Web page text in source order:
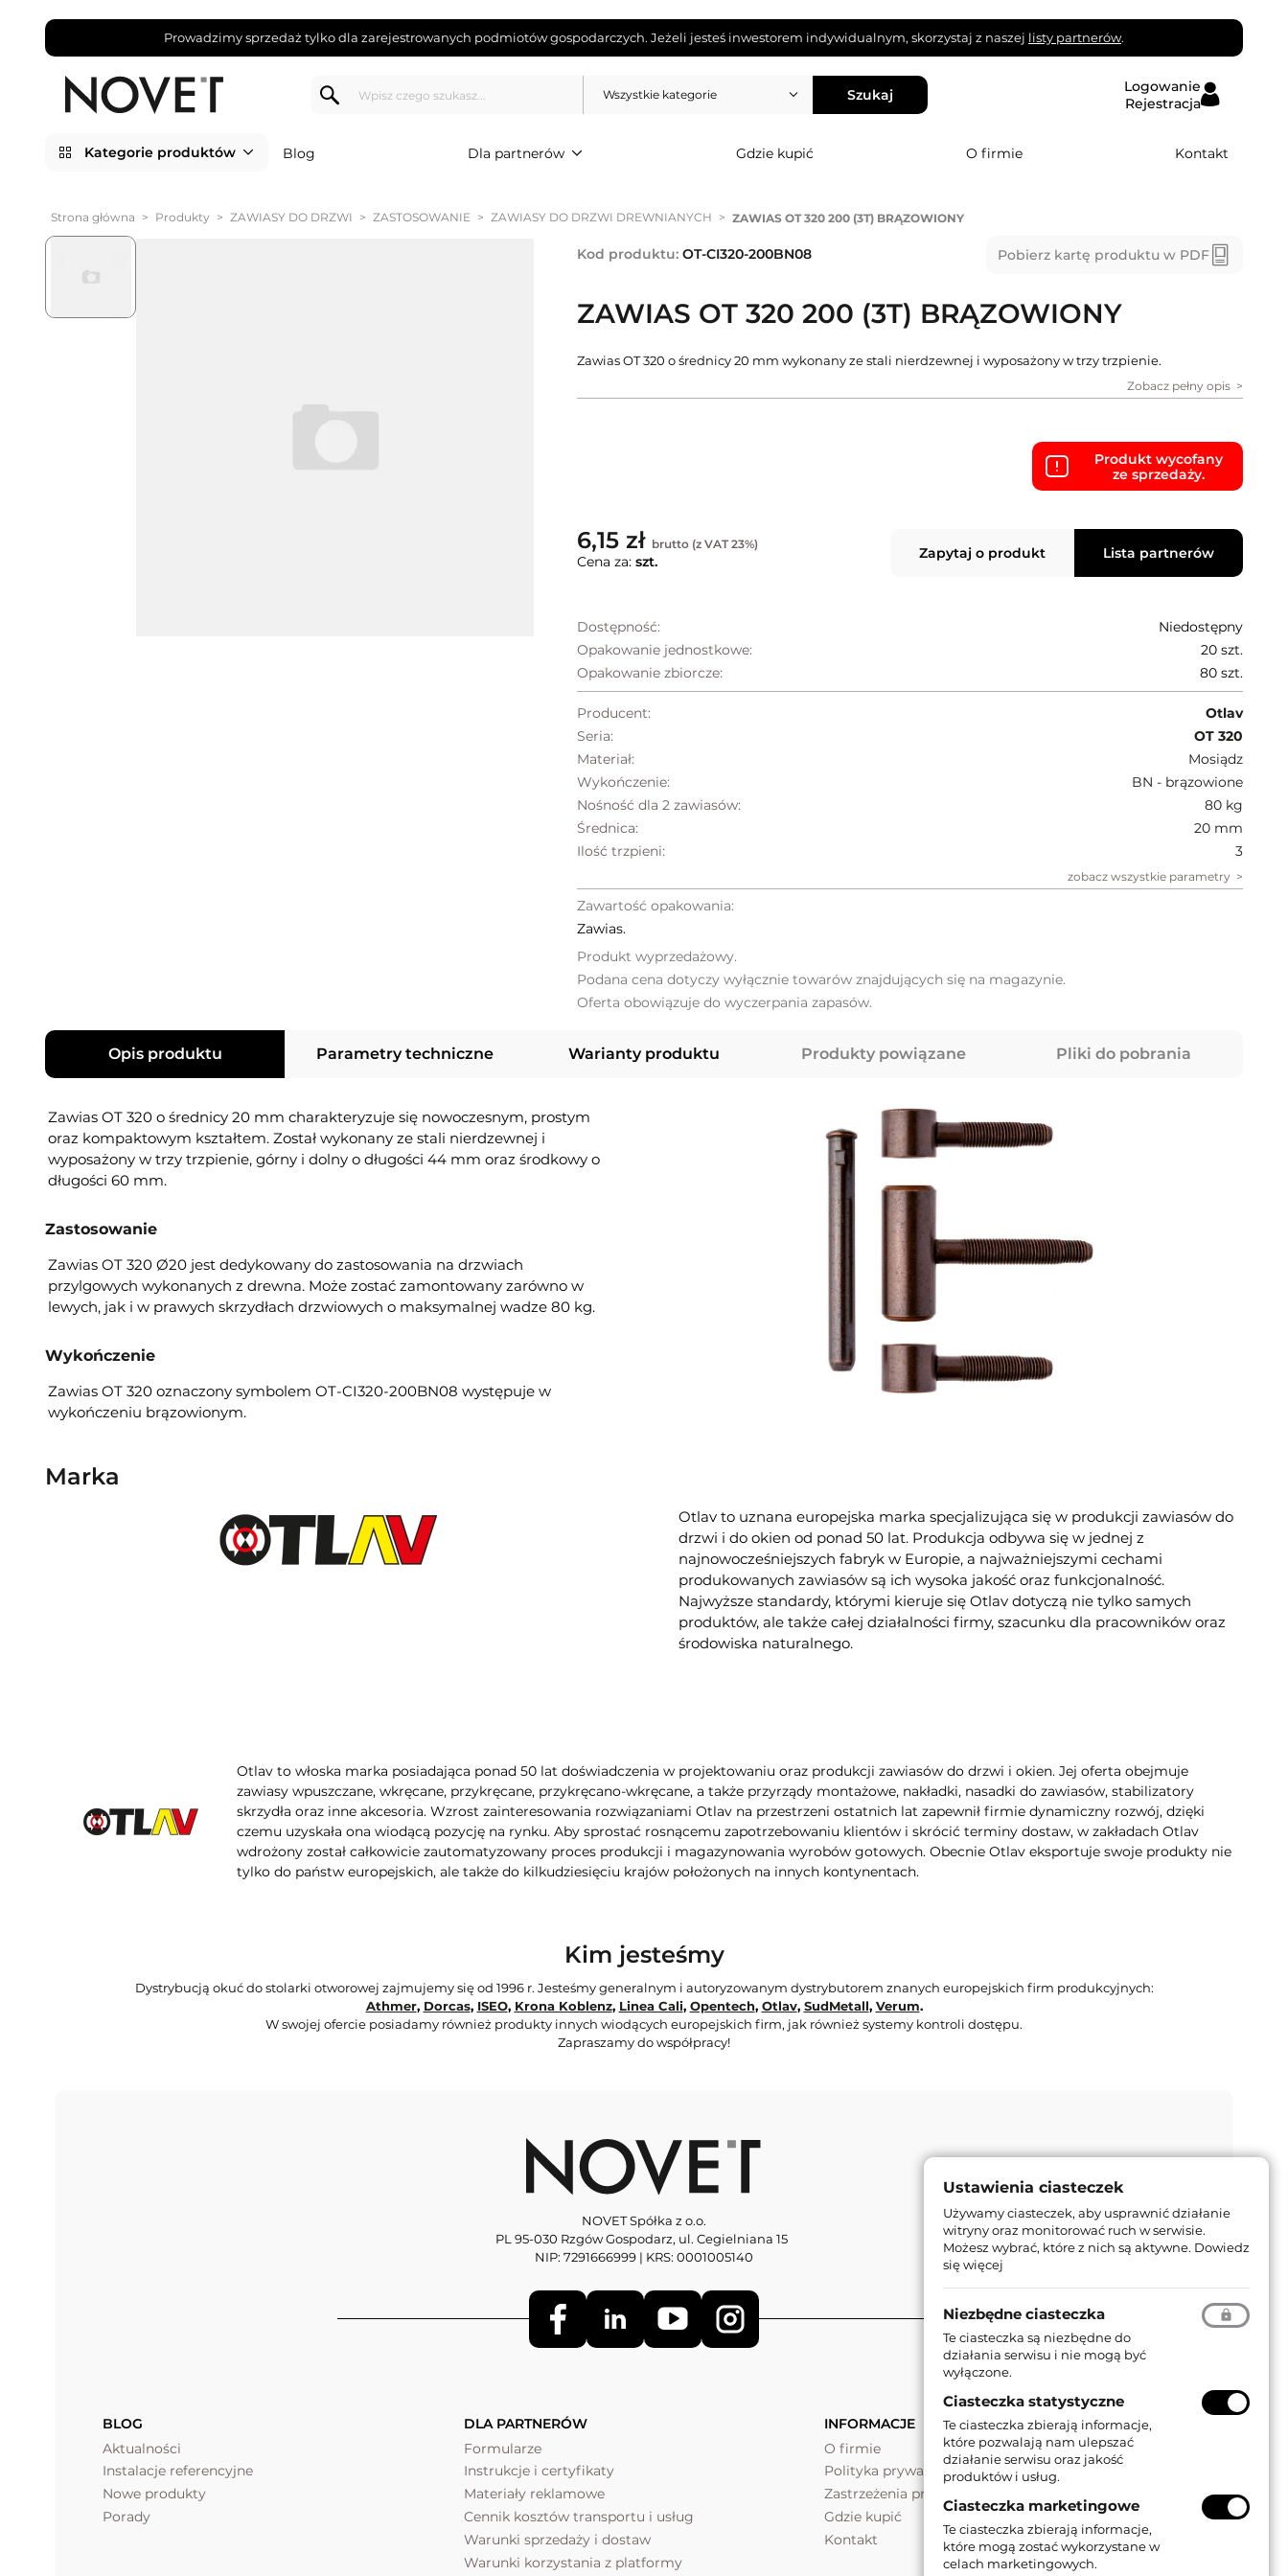
Prowadzimy sprzedaż tylko dla zarejestrowanych podmiotów gospodarczych. Jeżeli jesteś inwestorem indywidualnym, skorzystaj z naszej listy partnerów.
Wszystkie kategorie Szukaj
Logowanie
Rejestracja
Kategorie produktów Blog Dla partnerów Gdzie kupić O firmie Kontakt
Strona główna > Produkty > ZAWIASY DO DRZWI > ZASTOSOWANIE > ZAWIASY DO DRZWI DREWNIANYCH > ZAWIAS OT 320 200 (3T) BRĄZOWIONY
Kod produktu: OT-CI320-200BN08 Pobierz kartę produktu w PDF
ZAWIAS OT 320 200 (3T) BRĄZOWIONY
Zawias OT 320 o średnicy 20 mm wykonany ze stali nierdzewnej i wyposażony w trzy trzpienie.
Zobacz pełny opis
Produkt wycofany
ze sprzedaży.
6,15 zł brutto (z VAT 23%)
Cena za: szt. Zapytaj o produkt Lista partnerów
Dostępność:
Niedostępny
Opakowanie jednostkowe:
20 szt.
Opakowanie zbiorcze:
80 szt.
Producent:
Otlav
Seria:
OT 320
Materiał:
Mosiądz
Wykończenie:
BN - brązowione
Nośność dla 2 zawiasów:
80 kg
Średnica:
20 mm
Ilość trzpieni:
3
zobacz wszystkie parametry
Zawartość opakowania:
Zawias.
Produkt wyprzedażowy.
Podana cena dotyczy wyłącznie towarów znajdujących się na magazynie.
Oferta obowiązuje do wyczerpania zapasów.
Opis produktu Parametry techniczne Warianty produktu Produkty powiązane Pliki do pobrania
Zawias OT 320 o średnicy 20 mm charakteryzuje się nowoczesnym, prostym
oraz kompaktowym kształtem. Został wykonany ze stali nierdzewnej i
wyposażony w trzy trzpienie, górny i dolny o długości 44 mm oraz środkowy o
długości 60 mm.
Zastosowanie
Zawias OT 320 Ø20 jest dedykowany do zastosowania na drzwiach
przylgowych wykonanych z drewna. Może zostać zamontowany zarówno w
lewych, jak i w prawych skrzydłach drzwiowych o maksymalnej wadze 80 kg.
Wykończenie
Zawias OT 320 oznaczony symbolem OT-CI320-200BN08 występuje w
wykończeniu brązowionym.
Marka
Otlav to uznana europejska marka specjalizująca się w produkcji zawiasów do
drzwi i do okien od ponad 50 lat. Produkcja odbywa się w jednej z
najnowocześniejszych fabryk w Europie, a najważniejszymi cechami
produkowanych zawiasów są ich wysoka jakość oraz funkcjonalność.
Najwyższe standardy, którymi kieruje się Otlav dotyczą nie tylko samych
produktów, ale także całej działalności firmy, szacunku dla pracowników oraz
środowiska naturalnego.
Otlav to włoska marka posiadająca ponad 50 lat doświadczenia w projektowaniu oraz produkcji zawiasów do drzwi i okien. Jej oferta obejmuje
zawiasy wpuszczane, wkręcane, przykręcane, przykręcano-wkręcane, a także przyrządy montażowe, nakładki, nasadki do zawiasów, stabilizatory
skrzydła oraz inne akcesoria. Wzrost zainteresowania rozwiązaniami Otlav na przestrzeni ostatnich lat zapewnił firmie dynamiczny rozwój, dzięki
czemu uzyskała ona wiodącą pozycję na rynku. Aby sprostać rosnącemu zapotrzebowaniu klientów i skrócić terminy dostaw, w zakładach Otlav
wdrożony został całkowicie zautomatyzowany proces produkcji i magazynowania wyrobów gotowych. Obecnie Otlav eksportuje swoje produkty nie
tylko do państw europejskich, ale także do kilkudziesięciu krajów położonych na innych kontynentach.
Kim jesteśmy
Dystrybucją okuć do stolarki otworowej zajmujemy się od 1996 r. Jesteśmy generalnym i autoryzowanym dystrybutorem znanych europejskich firm produkcyjnych:
Athmer, Dorcas, ISEO, Krona Koblenz, Linea Cali, Opentech, Otlav, SudMetall, Verum.
W swojej ofercie posiadamy również produkty innych wiodących europejskich firm, jak również systemy kontroli dostępu.
Zapraszamy do współpracy!
NOVET Spółka z o.o.
PL 95-030 Rzgów Gospodarz, ul. Cegielniana 15
NIP: 7291666999 | KRS: 0001005140
BLOG
Aktualności
Instalacje referencyjne
Nowe produkty
Porady
DLA PARTNERÓW
Formularze
Instrukcje i certyfikaty
Materiały reklamowe
Cennik kosztów transportu i usług
Warunki sprzedaży i dostaw
Warunki korzystania z platformy
INFORMACJE
O firmie
Polityka prywatności
Zastrzeżenia prawne
Gdzie kupić
Kontakt
Ustawienia ciasteczek
Używamy ciasteczek, aby usprawnić działanie
witryny oraz monitorować ruch w serwisie.
Możesz wybrać, które z nich są aktywne. Dowiedz
się więcej
Niezbędne ciasteczka
Te ciasteczka są niezbędne do
działania serwisu i nie mogą być
wyłączone.
Ciasteczka statystyczne
Te ciasteczka zbierają informacje,
które pozwalają nam ulepszać
działanie serwisu oraz jakość
produktów i usług.
Ciasteczka marketingowe
Te ciasteczka zbierają informacje,
które mogą zostać wykorzystane w
celach marketingowych.